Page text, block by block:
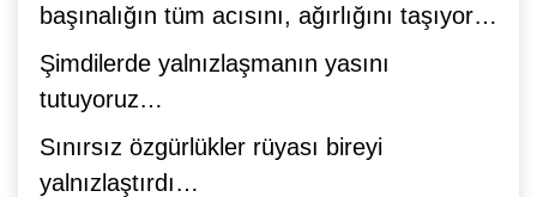
başınalığın tüm acısını, ağırlığını taşıyor…
Şimdilerde yalnızlaşmanın yasını
tutuyoruz…
Sınırsız özgürlükler rüyası bireyi
yalnızlaştırdı…